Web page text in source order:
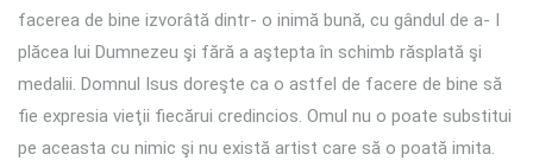
facerea de bine izvorâtă dintr- o inimă bună, cu gândul de a- I
plăcea lui Dumnezeu şi fără a aştepta în schimb răsplată şi
medalii. Domnul Isus doreşte ca o astfel de facere de bine să
fie expresia vieţii fiecărui credincios. Omul nu o poate substitui
pe aceasta cu nimic şi nu există artist care să o poată imita.